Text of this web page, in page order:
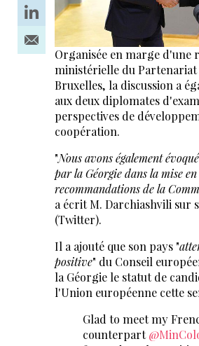
Organisée en marge d'une
ministérielle du
Bruxelles, la discussion a
aux deux diplomates
perspectives de
coopération.
"Nous avons également
par la Géorgie dans la mise
recommandations de la
a écrit M. Darchiashvili sur
(Twitter).
Il a ajouté que son pays "
positive" du Conseil
la Géorgie le statut de
l'Union européenne cette
Glad to meet my
counterpart